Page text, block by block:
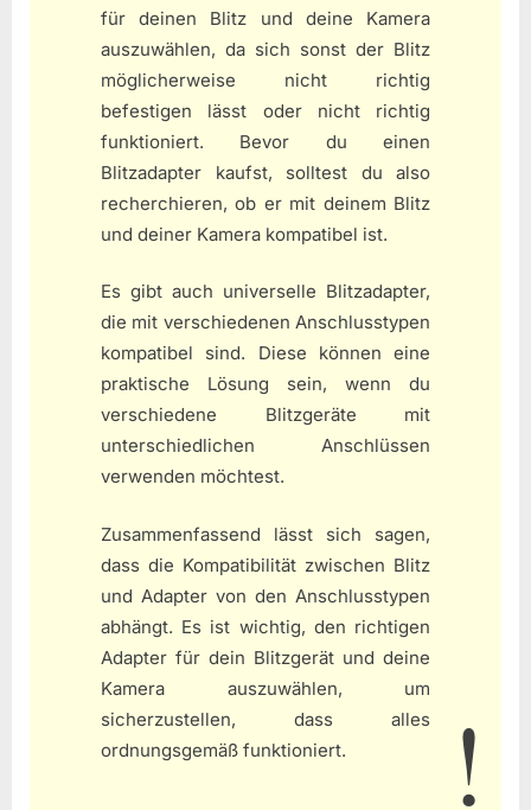
für deinen Blitz und deine Kamera
auszuwählen, da sich sonst der Blitz
möglicherweise nicht richtig
befestigen lässt oder nicht richtig
funktioniert. Bevor du einen
Blitzadapter kaufst, solltest du also
recherchieren, ob er mit deinem Blitz
und deiner Kamera kompatibel ist.
Es gibt auch universelle Blitzadapter,
die mit verschiedenen Anschlusstypen
kompatibel sind. Diese können eine
praktische Lösung sein, wenn du
verschiedene Blitzgeräte mit
unterschiedlichen Anschlüssen
verwenden möchtest.
Zusammenfassend lässt sich sagen,
dass die Kompatibilität zwischen Blitz
und Adapter von den Anschlusstypen
abhängt. Es ist wichtig, den richtigen
Adapter für dein Blitzgerät und deine
Kamera auszuwählen, um
sicherzustellen, dass alles
ordnungsgemäß funktioniert.